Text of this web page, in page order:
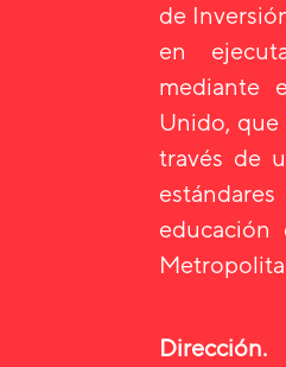
de
en
mediante
Unido, que
través de
educación
Dirección.